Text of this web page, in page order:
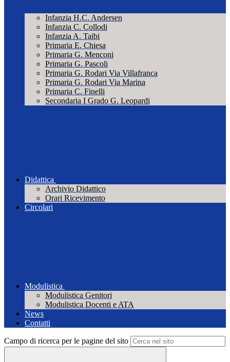
Infanzia H.C. Andersen
Infanzia C. Collodi
Infanzia A. Taibi
Primaria E. Chiesa
Primaria G. Menconi
Primaria G. Pascoli
Primaria G. Rodari Via Villafranca
Primaria G. Rodari Via Marina
Primaria C. Finelli
Secondaria I Grado G. Leopardi
Didattica
Archivio Didattico
Orari Ricevimento
Circolari
Modulistica
Modulistica Genitori
Modulistica Docenti e ATA
News
Contatti
Campo di ricerca per le pagine del sito